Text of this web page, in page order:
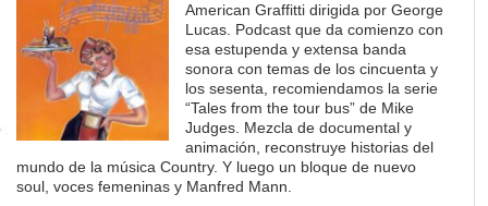
American Graffitti dirigida por George
Lucas. Podcast que da comienzo con
esa estupenda y extensa banda
sonora con temas de los cincuenta y
los sesenta, recomiendamos la serie
“Tales from the tour bus” de Mike
Judges. Mezcla de documental y
animación, reconstruye historias del
mundo de la música Country. Y luego un bloque de nuevo
soul, voces femeninas y Manfred Mann.